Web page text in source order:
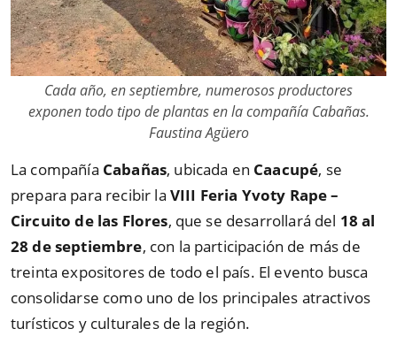
Cada año, en septiembre, numerosos productores
exponen todo tipo de plantas en la compañía Cabañas.
Faustina Agüero
La compañía Cabañas, ubicada en Caacupé, se
prepara para recibir la VIII Feria Yvoty Rape –
Circuito de las Flores, que se desarrollará del 18 al
28 de septiembre, con la participación de más de
treinta expositores de todo el país. El evento busca
consolidarse como uno de los principales atractivos
turísticos y culturales de la región.